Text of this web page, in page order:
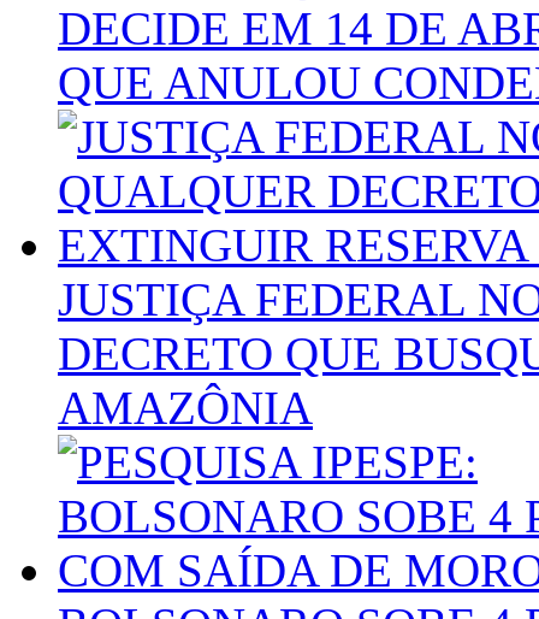
DECIDE EM 14 DE
QUE ANULOU
JUSTIÇA FEDERAL
DECRETO QUE
AMAZÔNIA